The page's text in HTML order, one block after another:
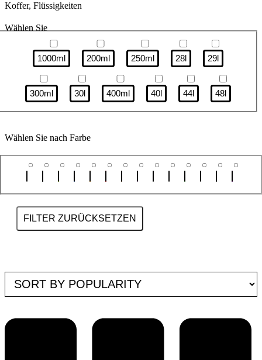
Koffer, Flüssigkeiten
Wählen Sie
1000ml 200ml 250ml 28l 29l
300ml 30l 400ml 40l 44l 48l
Wählen Sie nach Farbe
FILTER ZURÜCKSETZEN